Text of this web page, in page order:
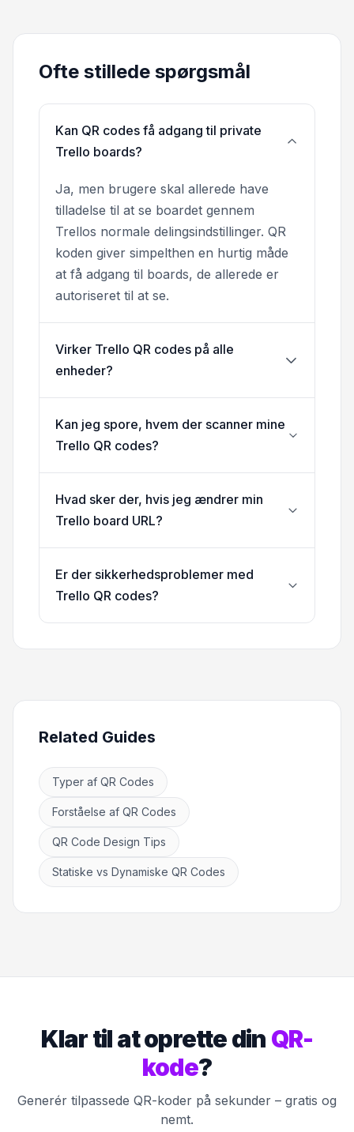
Ofte stillede spørgsmål
Kan QR codes få adgang til private
Trello boards?
Ja, men brugere skal allerede have
tilladelse til at se boardet gennem
Trellos normale delingsindstillinger. QR
koden giver simpelthen en hurtig måde
at få adgang til boards, de allerede er
autoriseret til at se.
Virker Trello QR codes på alle
enheder?
Kan jeg spore, hvem der scanner mine
Trello QR codes?
Hvad sker der, hvis jeg ændrer min
Trello board URL?
Er der sikkerhedsproblemer med
Trello QR codes?
Related Guides
Typer af QR Codes
Forståelse af QR Codes
QR Code Design Tips
Statiske vs Dynamiske QR Codes
Klar til at oprette din QR-
kode?
Generér tilpassede QR-koder på sekunder – gratis og
nemt.